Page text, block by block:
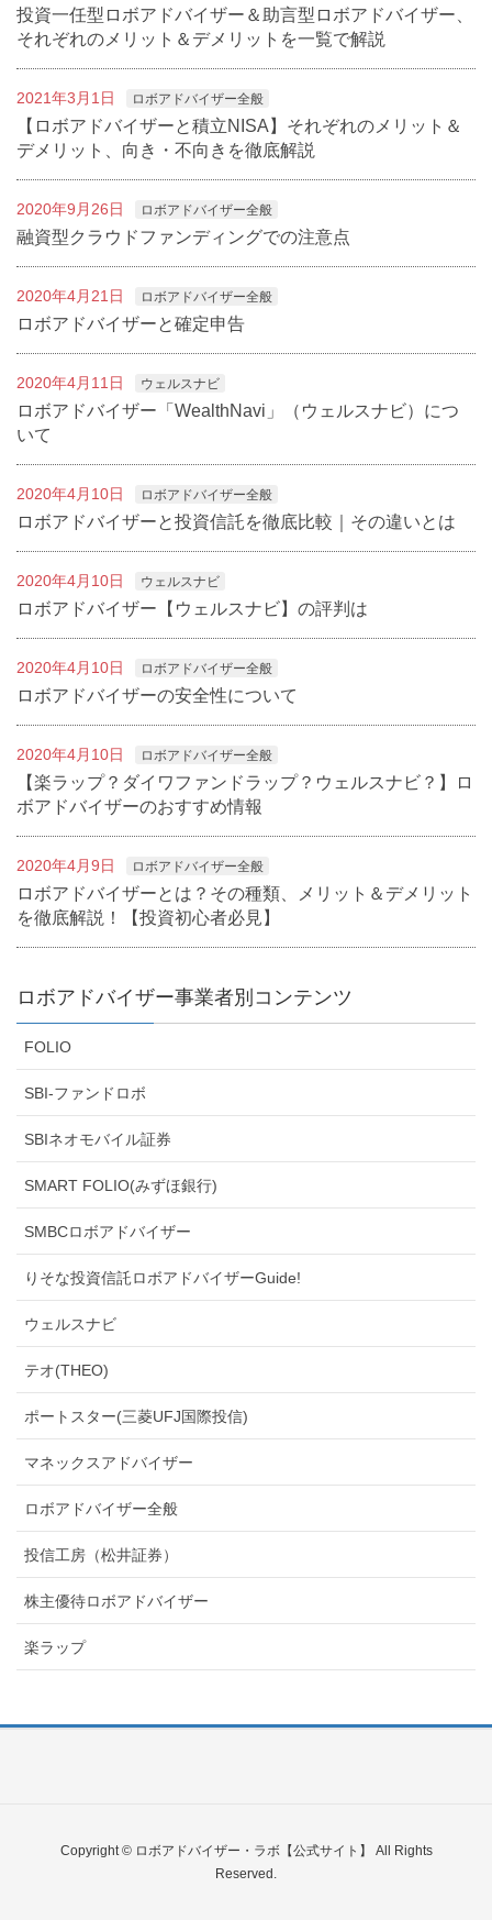
投資一任型ロボアドバイザー＆助言型ロボアドバイザー、
それぞれのメリット＆デメリットを一覧で解説
2021年3月1日 ロボアドバイザー全般
【ロボアドバイザーと積立NISA】それぞれのメリット＆
デメリット、向き・不向きを徹底解説
2020年9月26日 ロボアドバイザー全般
融資型クラウドファンディングでの注意点
2020年4月21日 ロボアドバイザー全般
ロボアドバイザーと確定申告
2020年4月11日 ウェルスナビ
ロボアドバイザー「WealthNavi」（ウェルスナビ）につ
いて
2020年4月10日 ロボアドバイザー全般
ロボアドバイザーと投資信託を徹底比較｜その違いとは
2020年4月10日 ウェルスナビ
ロボアドバイザー【ウェルスナビ】の評判は
2020年4月10日 ロボアドバイザー全般
ロボアドバイザーの安全性について
2020年4月10日 ロボアドバイザー全般
【楽ラップ？ダイワファンドラップ？ウェルスナビ？】ロ
ボアドバイザーのおすすめ情報
2020年4月9日 ロボアドバイザー全般
ロボアドバイザーとは？その種類、メリット＆デメリット
を徹底解説！【投資初心者必見】
ロボアドバイザー事業者別コンテンツ
FOLIO
SBI-ファンドロボ
SBIネオモバイル証券
SMART FOLIO(みずほ銀行)
SMBCロボアドバイザー
りそな投資信託ロボアドバイザーGuide!
ウェルスナビ
テオ(THEO)
ポートスター(三菱UFJ国際投信)
マネックスアドバイザー
ロボアドバイザー全般
投信工房（松井証券）
株主優待ロボアドバイザー
楽ラップ
Copyright © ロボアドバイザー・ラボ【公式サイト】 All Rights
Reserved.